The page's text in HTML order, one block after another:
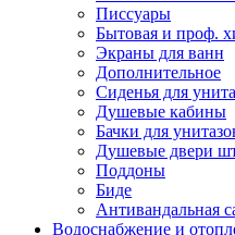
Писсуары
Бытовая и проф.
Экраны для ванн
Дополнительное
Сиденья для
Душевые кабины
Бачки для
Душевые двери
Поддоны
Биде
Антивандальная
Водоснабжение и